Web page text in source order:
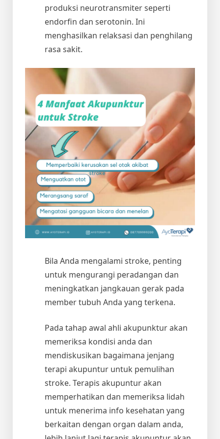
produksi neurotransmiter seperti
endorfin dan serotonin. Ini
menghasilkan relaksasi dan penghilang
rasa sakit.
Bila Anda mengalami stroke, penting
untuk mengurangi peradangan dan
meningkatkan jangkauan gerak pada
member tubuh Anda yang terkena.
Pada tahap awal ahli akupunktur akan
memeriksa kondisi anda dan
mendiskusikan bagaimana jenjang
terapi akupuntur untuk pemulihan
stroke. Terapis akupuntur akan
memperhatikan dan memeriksa lidah
untuk menerima info kesehatan yang
berkaitan dengan organ dalam anda,